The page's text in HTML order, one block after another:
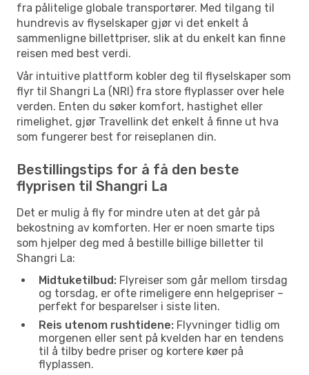
fra pålitelige globale transportører. Med tilgang til
hundrevis av flyselskaper gjør vi det enkelt å
sammenligne billettpriser, slik at du enkelt kan finne
reisen med best verdi.
Vår intuitive plattform kobler deg til flyselskaper som
flyr til Shangri La (NRI) fra store flyplasser over hele
verden. Enten du søker komfort, hastighet eller
rimelighet, gjør Travellink det enkelt å finne ut hva
som fungerer best for reiseplanen din.
Bestillingstips for å få den beste
flyprisen til Shangri La
Det er mulig å fly for mindre uten at det går på
bekostning av komforten. Her er noen smarte tips
som hjelper deg med å bestille billige billetter til
Shangri La:
Midtuketilbud: Flyreiser som går mellom tirsdag
og torsdag, er ofte rimeligere enn helgepriser –
perfekt for besparelser i siste liten.
Reis utenom rushtidene: Flyvninger tidlig om
morgenen eller sent på kvelden har en tendens
til å tilby bedre priser og kortere køer på
flyplassen.